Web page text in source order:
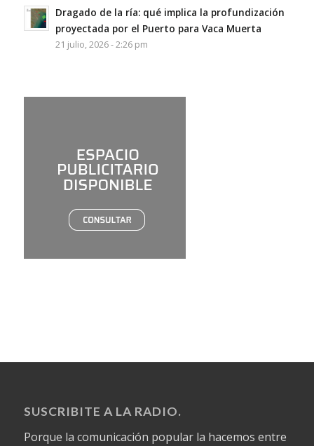
Dragado de la ría: qué implica la profundización
proyectada por el Puerto para Vaca Muerta
21 julio, 2026 - 2:26 pm
SUSCRIBITE A LA RADIO.
Porque la comunicación popular la hacemos entre